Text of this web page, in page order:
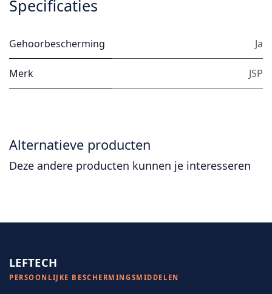
Specificaties
Gehoorbescherming Ja
Merk JSP
Alternatieve producten
Deze andere producten kunnen je interesseren
LEFTECH
PERSOONLIJKE BESCHERMINGSMIDDELEN